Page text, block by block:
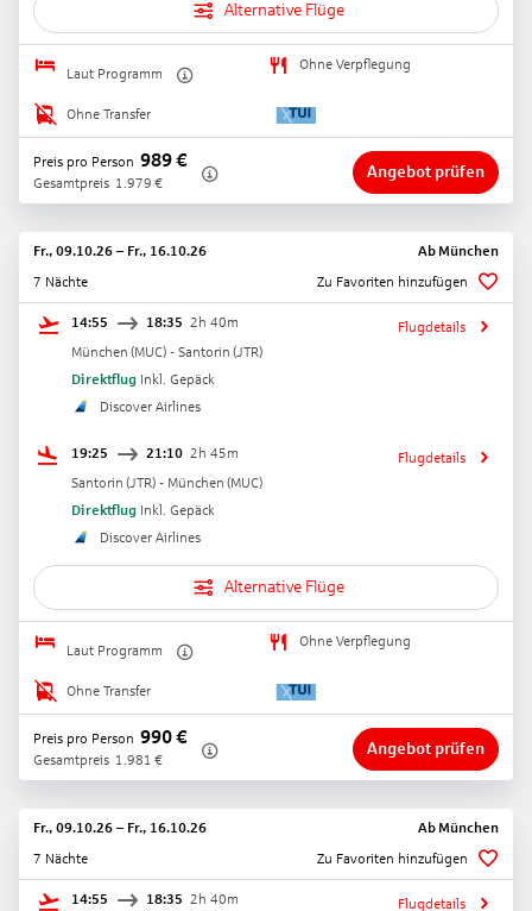
Alternative Flüge
Laut Programm
Ohne Verpflegung
Ohne Transfer
Preis pro Person 989€
Gesamtpreis 1.979 €
Angebot prüfen
Fr., 09.10.26 – Fr., 16.10.26 Ab München
7 Nächte
Zu Favoriten hinzufügen
14:55 18:35 2h 40m
München (MUC) - Santorin (JTR)
Direktflug Inkl. Gepäck
Discover Airlines
Flugdetails
19:25 21:10 2h 45m
Santorin (JTR) - München (MUC)
Direktflug Inkl. Gepäck
Discover Airlines
Flugdetails
Alternative Flüge
Laut Programm
Ohne Verpflegung
Ohne Transfer
Preis pro Person 990€
Gesamtpreis 1.981 €
Angebot prüfen
Fr., 09.10.26 – Fr., 16.10.26 Ab München
7 Nächte
Zu Favoriten hinzufügen
14:55 18:35 2h 40m Flugdetails